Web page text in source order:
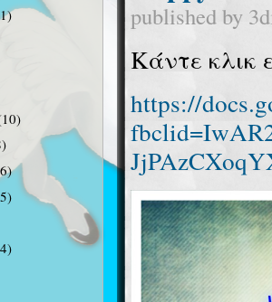
published by
Κάντε κλικ
https://